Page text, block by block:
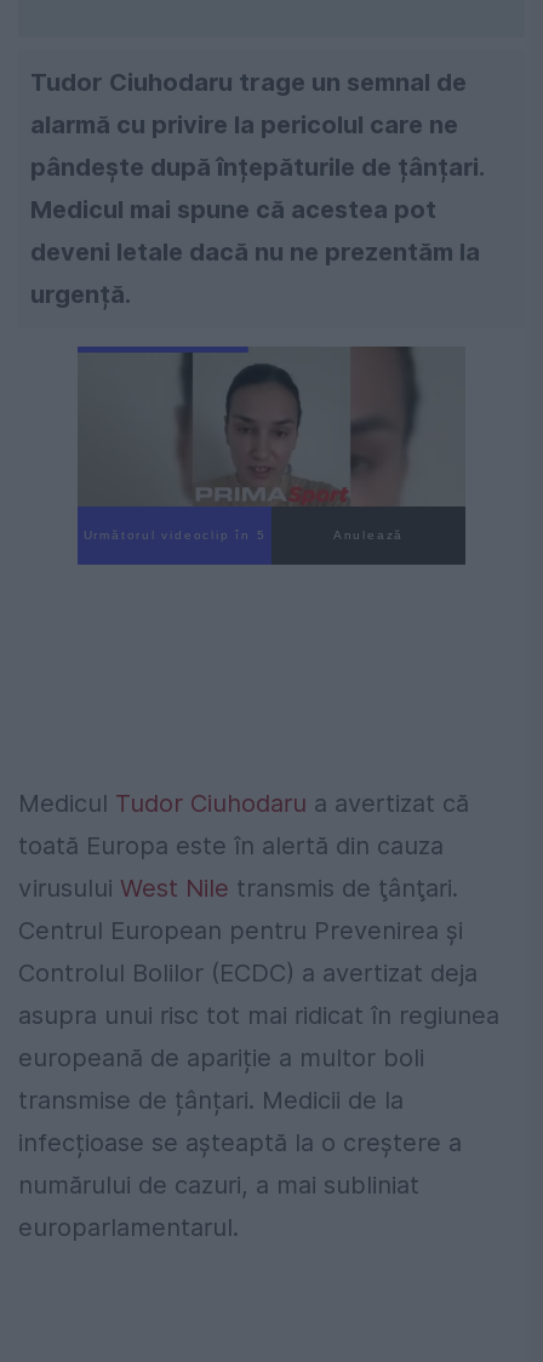
Tudor Ciuhodaru trage un semnal de
alarmă cu privire la pericolul care ne
pândește după înțepăturile de țânțari.
Medicul mai spune că acestea pot
deveni letale dacă nu ne prezentăm la
urgență.
Următorul videoclip în 3 Anulează
Medicul Tudor Ciuhodaru a avertizat că
toată Europa este în alertă din cauza
virusului West Nile transmis de ţânţari.
Centrul European pentru Prevenirea şi
Controlul Bolilor (ECDC) a avertizat deja
asupra unui risc tot mai ridicat în regiunea
europeană de apariție a multor boli
transmise de țânțari. Medicii de la
infecțioase se așteaptă la o creștere a
numărului de cazuri, a mai subliniat
europarlamentarul.